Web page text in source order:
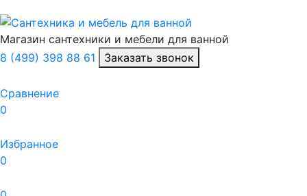
Магазин сантехники и мебели для ванной
8 (499) 398 88 61
Заказать звонок
Сравнение
0
Избранное
0